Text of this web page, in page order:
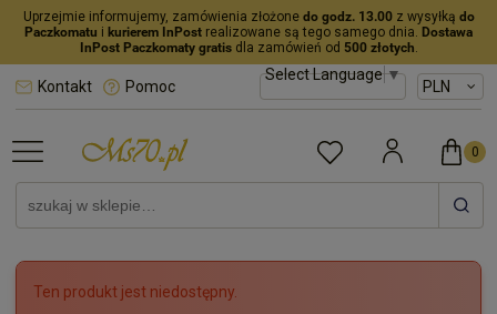
Uprzejmie informujemy, zamówienia złożone do godz. 13.00z wysyłką do
Paczkomatu i kurierem InPost realizowane są tego samego dnia. Dostawa
InPost Paczkomaty gratisdla zamówień od 500 złotych.
Select Language▼
Kontakt Pomoc
Ten produkt jest niedostępny.